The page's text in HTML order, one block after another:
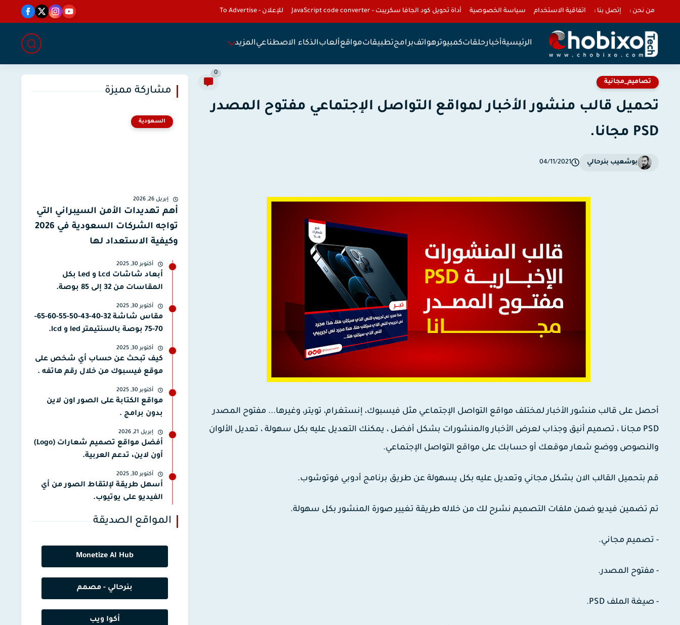
من نحن : إتصل بنا : اتفاقية الاستخدام سياسة الخصوصية أداة تحويل كود الجافا سكريبت - JavaScript code converter للإعلان - To Advertise
الرئيسيةأخبارحلقاتكمبيوترهواتفبرامجتطبيقاتمواقعألعابالذكاء الاصطناعيالمزيد
تصاميم_مجانية
0
تحميل قالب منشور الأخبار لمواقع التواصل الإجتماعي مفتوح المصدر
PSD مجانا.
بوشعيب بنرحالي 04/11/2021
أحصل على قالب منشور الأخبار لمختلف مواقع التواصل الإجتماعي مثل فيسبوك، إنستغرام، تويتر، وغيرها... مفتوح المصدر
PSD مجانا ، تصميم أنيق وجذاب لعرض الأخبار والمنشورات بشكل أفضل ، يمكنك التعديل عليه بكل سهولة ، تعديل الألوان
والنصوص ووضع شعار موقعك أو حسابك على مواقع التواصل الإجتماعي.
قم بتحميل القالب الان بشكل مجاني وتعديل عليه بكل يسهولة عن طريق برنامج أدوبي فوتوشوب.
تم تضمين فيديو ضمن ملفات التصميم نشرح لك من خلاله طريقة تغيير صورة المنشور بكل سهولة.
- تصميم مجاني.
- مفتوح المصدر.
- صيغة الملف PSD.
مشاركة مميزة
السعودية
إبريل 26, 2026
أهم تهديدات الأمن السيبراني التي
تواجه الشركات السعودية في 2026
وكيفية الاستعداد لها
أكتوبر 30, 2025
أبعاد شاشات Lcd و Led بكل
المقاسات من 32 إلى 85 بوصة.
أكتوبر 30, 2025
مقاس شاشة 32-40-43-50-55-60-65-
70-75 بوصة بالسنتيمتر led و lcd.
أكتوبر 30, 2025
كيف تبحث عن حساب أي شخص على
موقع فيسبوك من خلال رقم هاتفه .
أكتوبر 30, 2025
مواقع الكتابة على الصور اون لاين
بدون برامج .
إبريل 21, 2026
أفضل مواقع تصميم شعارات (Logo)
أون لاين، تدعم العربية.
أكتوبر 30, 2025
أسهل طريقة لإلتقاط الصور من أي
الفيديو على يوتيوب.
المواقع الصديقة
Monetize AI Hub
بنرحالي - مصمم
أكوا ويب